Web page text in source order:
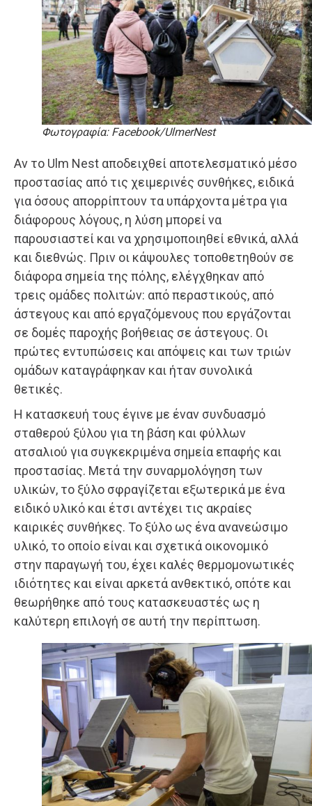
Φωτογραφία: Facebook/UlmerNest
Αν το Ulm Nest αποδειχθεί αποτελεσματικό μέσο
προστασίας από τις χειμερινές συνθήκες, ειδικά
για όσους απορρίπτουν τα υπάρχοντα μέτρα για
διάφορους λόγους, η λύση μπορεί να
παρουσιαστεί και να χρησιμοποιηθεί εθνικά, αλλά
και διεθνώς. Πριν οι κάψουλες τοποθετηθούν σε
διάφορα σημεία της πόλης, ελέγχθηκαν από
τρεις ομάδες πολιτών: από περαστικούς, από
άστεγους και από εργαζόμενους που εργάζονται
σε δομές παροχής βοήθειας σε άστεγους. Οι
πρώτες εντυπώσεις και απόψεις και των τριών
ομάδων καταγράφηκαν και ήταν συνολικά
θετικές.
Η κατασκευή τους έγινε με έναν συνδυασμό
σταθερού ξύλου για τη βάση και φύλλων
ατσαλιού για συγκεκριμένα σημεία επαφής και
προστασίας. Μετά την συναρμολόγηση των
υλικών, το ξύλο σφραγίζεται εξωτερικά με ένα
ειδικό υλικό και έτσι αντέχει τις ακραίες
καιρικές συνθήκες. Το ξύλο ως ένα ανανεώσιμο
υλικό, το οποίο είναι και σχετικά οικονομικό
στην παραγωγή του, έχει καλές θερμομονωτικές
ιδιότητες και είναι αρκετά ανθεκτικό, οπότε και
θεωρήθηκε από τους κατασκευαστές ως η
καλύτερη επιλογή σε αυτή την περίπτωση.